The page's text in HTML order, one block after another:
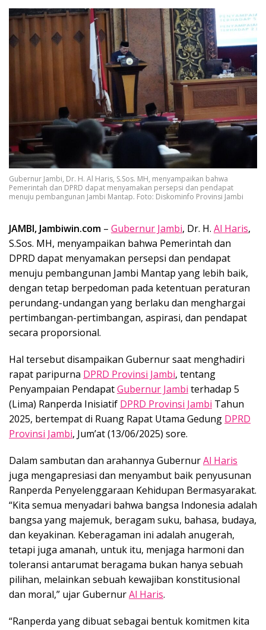
Gubernur Jambi, Dr. H. Al Haris, S.Sos. MH, menyampaikan bahwa
Pemerintah dan DPRD dapat menyamakan persepsi dan pendapat
menuju pembangunan Jambi Mantap. Foto: Diskominfo Provinsi Jambi
JAMBI, Jambiwin.com – Gubernur Jambi, Dr. H. Al Haris,
S.Sos. MH, menyampaikan bahwa Pemerintah dan
DPRD dapat menyamakan persepsi dan pendapat
menuju pembangunan Jambi Mantap yang lebih baik,
dengan tetap berpedoman pada ketentuan peraturan
perundang-undangan yang berlaku dan menghargai
pertimbangan-pertimbangan, aspirasi, dan pendapat
secara proporsional.
Hal tersebut disampaikan Gubernur saat menghadiri
rapat paripurna DPRD Provinsi Jambi, tentang
Penyampaian PendapatGubernur Jambi terhadap 5
(Lima) Ranperda Inisiatif DPRD Provinsi Jambi Tahun
2025, bertempat di Ruang Rapat Utama Gedung DPRD
Provinsi Jambi, Jum’at (13/06/2025) sore.
Dalam sambutan dan arahannya GubernurAl Haris
juga mengapresiasi dan menyambut baik penyusunan
Ranperda Penyelenggaraan Kehidupan Bermasyarakat.
“Kita semua menyadari bahwa bangsa Indonesia adalah
bangsa yang majemuk, beragam suku, bahasa, budaya,
dan keyakinan. Keberagaman ini adalah anugerah,
tetapi juga amanah, untuk itu, menjaga harmoni dan
toleransi antarumat beragama bukan hanya sebuah
pilihan, melainkan sebuah kewajiban konstitusional
dan moral,” ujar GubernurAl Haris.
“Ranperda yang dibuat sebagai bentuk komitmen kita